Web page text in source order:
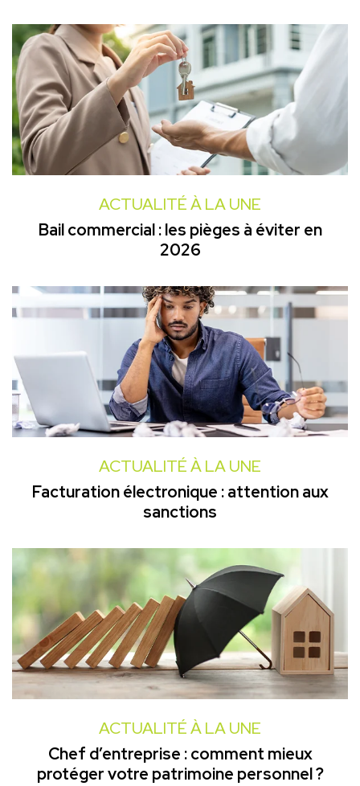
ACTUALITÉ À LA UNE
Bail commercial : les pièges à éviter en
2026
ACTUALITÉ À LA UNE
Facturation électronique : attention aux
sanctions
ACTUALITÉ À LA UNE
Chef d’entreprise : comment mieux
protéger votre patrimoine personnel ?